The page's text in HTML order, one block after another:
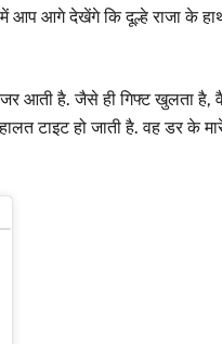
आप आगे देखेंगे कि दूल्हे राजा के
आती है. जैसे ही गिफ्ट खुलता है,
टाइट हो जाती है. वह डर के